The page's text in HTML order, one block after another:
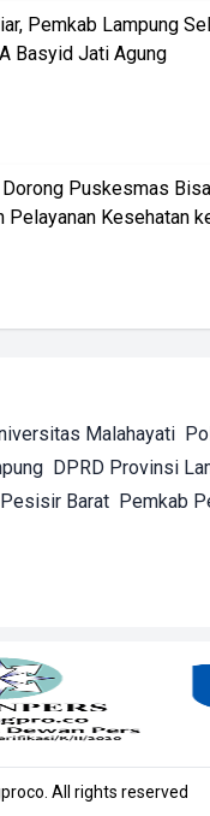
Pemkab Lampung
Basyid Jati Agung
Puskesmas
Pelayanan Kesehatan
Malahayati
DPRD Provinsi
Barat Pemkab
All rights reserved